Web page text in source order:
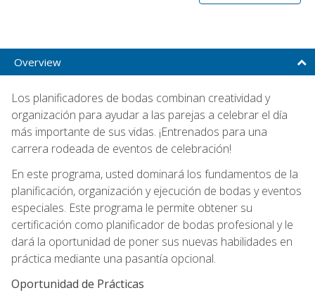
Overview
Los planificadores de bodas combinan creatividad y
organización para ayudar a las parejas a celebrar el día
más importante de sus vidas. ¡Entrenados para una
carrera rodeada de eventos de celebración!
En este programa, usted dominará los fundamentos de la
planificación, organización y ejecución de bodas y eventos
especiales. Este programa le permite obtener su
certificación como planificador de bodas profesional y le
dará la oportunidad de poner sus nuevas habilidades en
práctica mediante una pasantía opcional.
Oportunidad de Prácticas